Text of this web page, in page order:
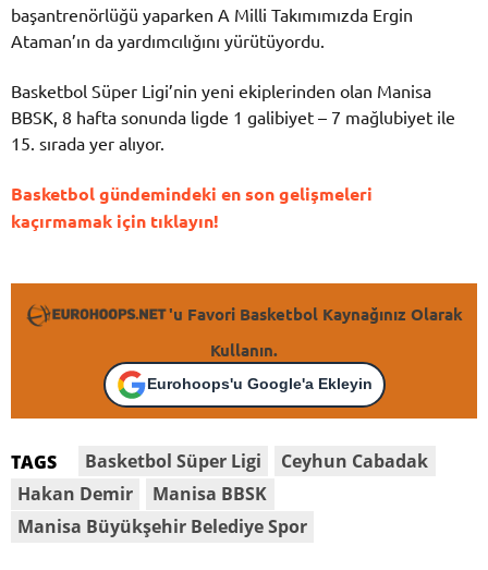
başantrenörlüğü yaparken A Milli Takımımızda Ergin
Ataman’ın da yardımcılığını yürütüyordu.
Basketbol Süper Ligi’nin yeni ekiplerinden olan Manisa
BBSK, 8 hafta sonunda ligde 1 galibiyet – 7 mağlubiyet ile
15. sırada yer alıyor.
Basketbol gündemindeki en son gelişmeleri
kaçırmamak için tıklayın!
'u Favori Basketbol Kaynağınız Olarak
Kullanın.
Eurohoops'u Google'a Ekleyin
TAGS Basketbol Süper Ligi
Ceyhun Cabadak
Hakan Demir
Manisa BBSK
Manisa Büyükşehir Belediye Spor